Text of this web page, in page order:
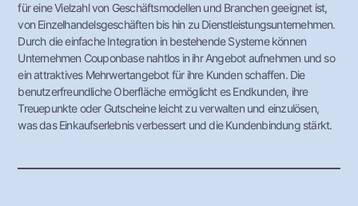
für eine Vielzahl von Geschäftsmodellen und Branchen geeignet ist,
von Einzelhandelsgeschäften bis hin zu Dienstleistungsunternehmen.
Durch die einfache Integration in bestehende Systeme können
Unternehmen Couponbase nahtlos in ihr Angebot aufnehmen und so
ein attraktives Mehrwertangebot für ihre Kunden schaffen. Die
benutzerfreundliche Oberfläche ermöglicht es Endkunden, ihre
Treuepunkte oder Gutscheine leicht zu verwalten und einzulösen,
was das Einkaufserlebnis verbessert und die Kundenbindung stärkt.